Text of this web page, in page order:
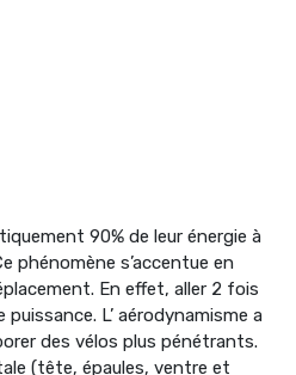
90% de leur énergie à
phénomène s’accentue en
En effet, aller 2 fois
L’ aérodynamisme a
des vélos plus pénétrants.
(tête, épaules, ventre et